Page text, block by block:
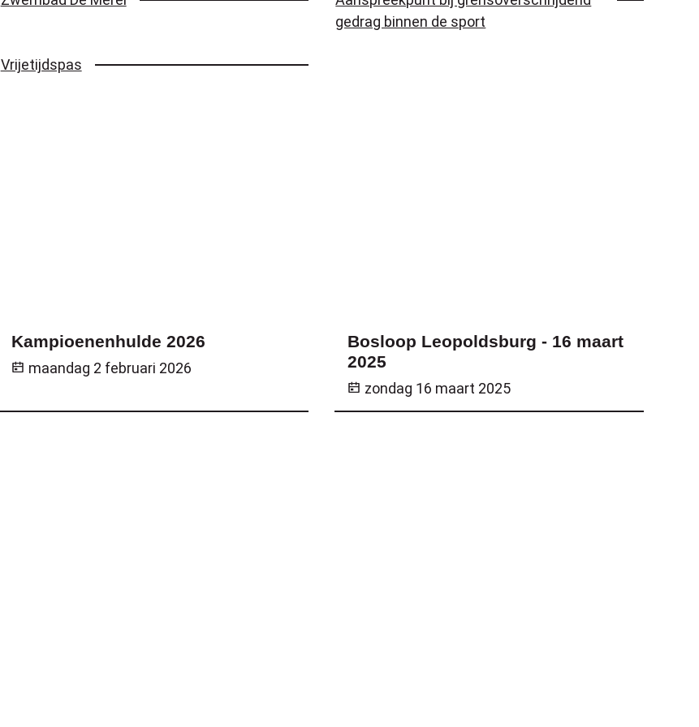
gedrag binnen de sport
Vrijetijdspas
Kampioenenhulde 2026
maandag 2 februari 2026
Bosloop Leopoldsburg - 16 maart
2025
zondag 16 maart 2025